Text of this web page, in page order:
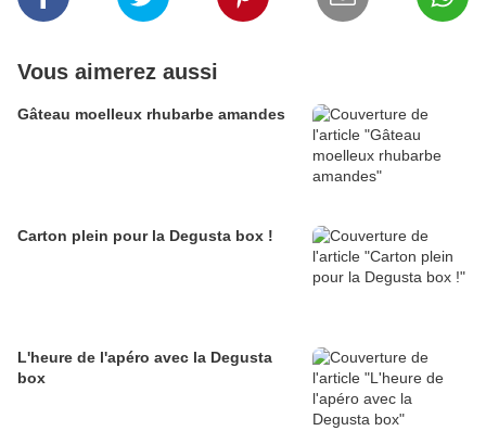
Vous aimerez aussi
Gâteau moelleux rhubarbe amandes
Carton plein pour la Degusta box !
L'heure de l'apéro avec la Degusta
box